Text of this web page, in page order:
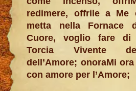
redimere, offrile a
metta nella Fornace
Cuore, voglio fare di
Torcia Vivente
dell’Amore; onoraMi
con amore per l’Amore;